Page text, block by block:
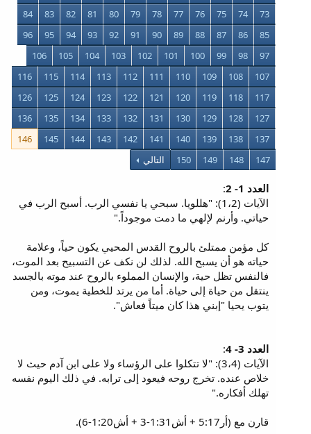
73
74
75
76
77
78
79
80
81
82
83
84
85
86
87
88
89
90
91
92
93
94
95
96
97
98
99
100
101
102
103
104
105
106
107
108
109
110
111
112
113
114
115
116
117
118
119
120
121
122
123
124
125
126
127
128
129
130
131
132
133
134
135
136
137
138
139
140
141
142
143
144
145
146
147
148
149
150 التالي
العدد 1- 2
:
الآيات (1،2): "هللويا. سبحي يا نفسي الرب. أسبح الرب في
حياتي. وأرنم لإلهي ما دمت موجوداً."
كل مؤمن ممتلئ بالروح القدس المحيي يكون حياً، وعلامة
حياته هو أن يسبح الله. لذلك لن نكف عن التسبيح بعد الموت،
فالنفس تظل حية، والإنسان المملوء بالروح عند موته بالجسد
ينتقل من حياة إلى حياة. أما من يرتد للخطية يموت، ومن
يتوب يحيا "إبني هذا كان ميتاً فعاش".
العدد 3- 4
:
الآيات (3،4): "لا تتكلوا على الرؤساء ولا على ابن آدم حيث لا
خلاص عنده. تخرج روحه فيعود إلى ترابه. في ذلك اليوم نفسه
تهلك أفكاره."
قارن مع (أر5:17 + أش1:31-3 + أش1:20-6).